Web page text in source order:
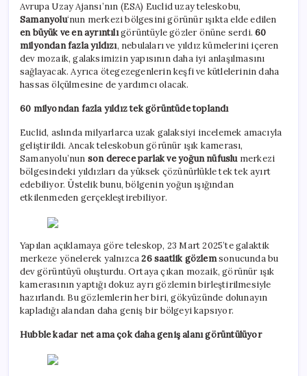
en
detaylı
görüntüler
için
Avrupa Uzay Ajansı’nın (ESA) Euclid uzay teleskobu,
Samanyolu‘nun merkezi bölgesini görünür ışıkta elde edilen
en büyük ve en ayrıntılıgörüntüyle gözler önüne serdi.60
milyondan fazla yıldızı, nebulaları ve yıldız kümelerini içeren
dev mozaik, galaksimizin yapısının daha iyi anlaşılmasını
sağlayacak. Ayrıca ötegezegenlerin keşfi ve kütlelerinin daha
hassas ölçülmesine de yardımcı olacak.
60 milyondan fazla yıldız tek görüntüde toplandı
Euclid, aslında milyarlarca uzak galaksiyi incelemek amacıyla
geliştirildi. Ancak teleskobun görünür ışık kamerası,
Samanyolu’nun son derece parlak ve yoğun nüfuslumerkezi
bölgesindeki yıldızları da yüksek çözünürlükle tek tek ayırt
edebiliyor. Üstelik bunu, bölgenin yoğun ışığından
etkilenmeden gerçekleştirebiliyor.
Yapılan açıklamaya göre teleskop, 23 Mart 2025’te galaktik
merkeze yönelerek yalnızca26 saatlik gözlemsonucunda bu
dev görüntüyü oluşturdu. Ortaya çıkan mozaik, görünür ışık
kamerasının yaptığı dokuz ayrı gözlemin birleştirilmesiyle
hazırlandı. Bu gözlemlerin her biri, gökyüzünde dolunayın
kapladığı alandan daha geniş bir bölgeyi kapsıyor.
Hubble kadar net ama çok daha geniş alanı görüntülüyor